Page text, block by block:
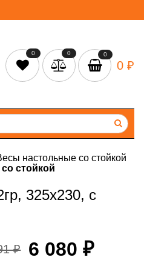
0 0 0
0 ₽
настольные со стойкой
стойкой
325х230, с
₽ 6 080 ₽